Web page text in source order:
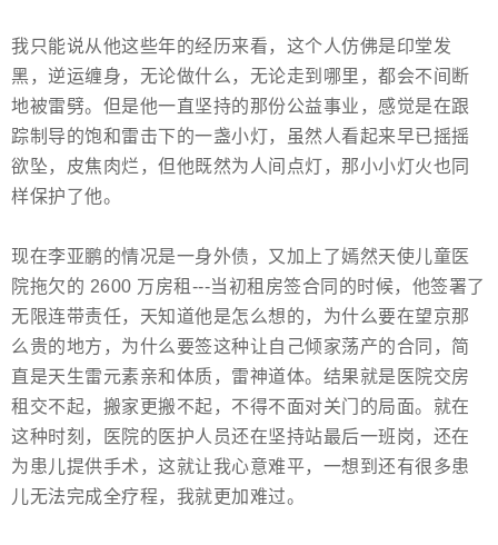
我只能说从他这些年的经历来看，这个人仿佛是印堂发
黑，逆运缠身，无论做什么，无论走到哪里，都会不间断
地被雷劈。但是他一直坚持的那份公益事业，感觉是在跟
踪制导的饱和雷击下的一盏小灯，虽然人看起来早已摇摇
欲坠，皮焦肉烂，但他既然为人间点灯，那小小灯火也同
样保护了他。
现在李亚鹏的情况是一身外债，又加上了嫣然天使儿童医
院拖欠的 2600 万房租---当初租房签合同的时候，他签署了
无限连带责任，天知道他是怎么想的，为什么要在望京那
么贵的地方，为什么要签这种让自己倾家荡产的合同，简
直是天生雷元素亲和体质，雷神道体。结果就是医院交房
租交不起，搬家更搬不起，不得不面对关门的局面。就在
这种时刻，医院的医护人员还在坚持站最后一班岗，还在
为患儿提供手术，这就让我心意难平，一想到还有很多患
儿无法完成全疗程，我就更加难过。